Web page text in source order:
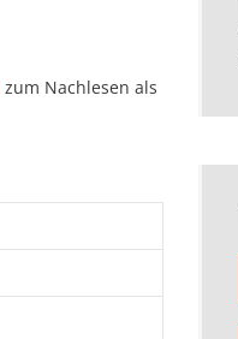
zum Nachlesen als